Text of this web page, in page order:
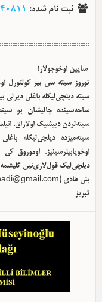
ثبت نام شده:
40811
سایین اوخوجولار!
توروز سیته سی بیر کولتورل
سیته دیلچی‌لیکله باغلی دیرلی
ساحه‌سینده چالیشان بو
سیته‌لردن دییشیک اولا‌راق،
سیته‌میزده دیلچی‌لیکله
اوخویابیلرسینیز. اوموروق
دیلچی‌لیک قول‌لاری‌نین
بئی هادی (
تبریز